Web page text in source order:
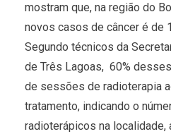
mostram que, na região do
novos casos de câncer é de
Segundo técnicos da
de Três Lagoas, 60%
de sessões de radioterapia
tratamento, indicando o
radioterápicos na localidade,